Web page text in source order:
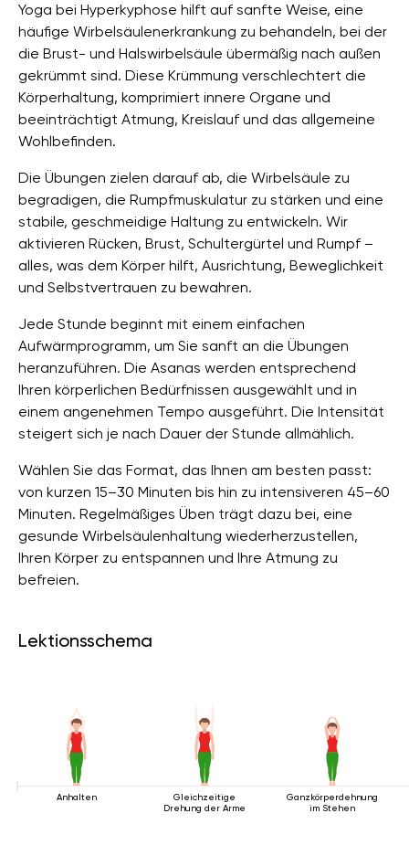
Yoga bei Hyperkyphose hilft auf sanfte Weise, eine
häufige Wirbelsäulenerkrankung zu behandeln, bei der
die Brust- und Halswirbelsäule übermäßig nach außen
gekrümmt sind. Diese Krümmung verschlechtert die
Körperhaltung, komprimiert innere Organe und
beeinträchtigt Atmung, Kreislauf und das allgemeine
Wohlbefinden.
Die Übungen zielen darauf ab, die Wirbelsäule zu
begradigen, die Rumpfmuskulatur zu stärken und eine
stabile, geschmeidige Haltung zu entwickeln. Wir
aktivieren Rücken, Brust, Schultergürtel und Rumpf –
alles, was dem Körper hilft, Ausrichtung, Beweglichkeit
und Selbstvertrauen zu bewahren.
Jede Stunde beginnt mit einem einfachen
Aufwärmprogramm, um Sie sanft an die Übungen
heranzuführen. Die Asanas werden entsprechend
Ihren körperlichen Bedürfnissen ausgewählt und in
einem angenehmen Tempo ausgeführt. Die Intensität
steigert sich je nach Dauer der Stunde allmählich.
Wählen Sie das Format, das Ihnen am besten passt:
von kurzen 15–30 Minuten bis hin zu intensiveren 45–60
Minuten. Regelmäßiges Üben trägt dazu bei, eine
gesunde Wirbelsäulenhaltung wiederherzustellen,
Ihren Körper zu entspannen und Ihre Atmung zu
befreien.
Lektionsschema
Anhalten
Gleichzeitige
Drehung der Arme
Ganzkörperdehnung
im Stehen